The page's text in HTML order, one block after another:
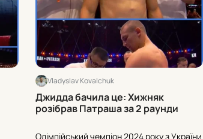
Vladyslav Kovalchuk
Джидда бачила це: Хижняк
розібрав Патраша за 2 раунди
Олімпійський чемпіон 2024 року з України